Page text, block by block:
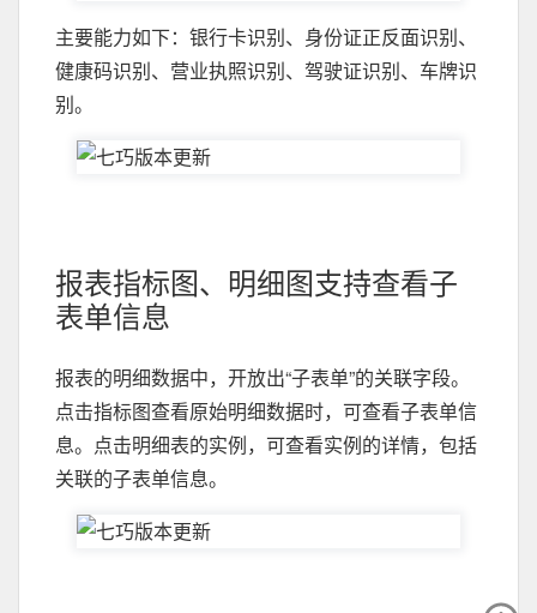
主要能力如下：银行卡识别、身份证正反面识别、
健康码识别、营业执照识别、驾驶证识别、车牌识
别。
报表指标图、明细图支持查看子
表单信息
报表的明细数据中，开放出“子表单”的关联字段。
点击指标图查看原始明细数据时，可查看子表单信
息。点击明细表的实例，可查看实例的详情，包括
关联的子表单信息。